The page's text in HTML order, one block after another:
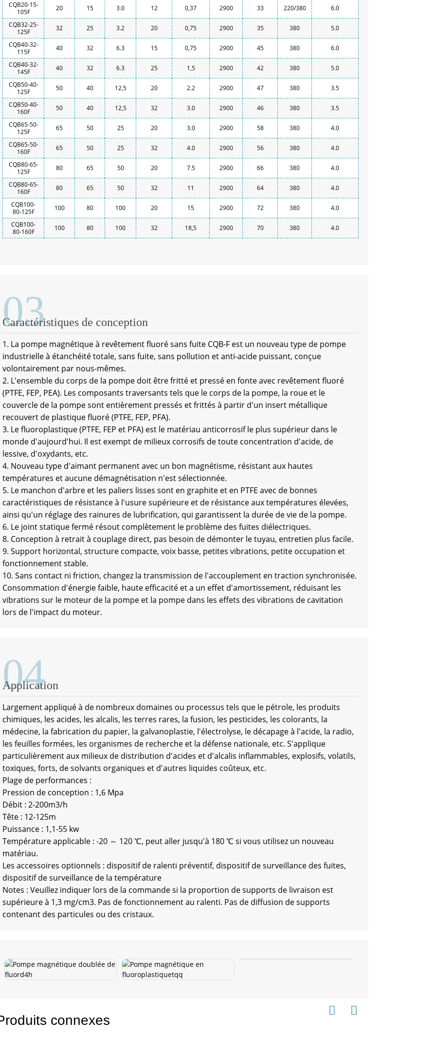
CQB20-15-
105F
20 15 3.0 12 0,37 2900 33 220/380
6.0
CQB32-25-
125F
32 25 3.2 20 0,75 2900 35 380
5.0
CQB40-32-
115F
40 32 6.3 15 0,75 2900 45 380
6.0
CQB40-32-
145F
40 32 6.3 25 1,5 2900 42 380
5.0
CQB50-40-
125F
50 40 12,5 20 2.2 2900 47 380
3.5
CQB50-40-
160F
50 40 12,5 32 3.0 2900 46 380
3.5
CQB65-50-
125F
65 50 25 20 3.0 2900 58 380
4.0
CQB65-50-
160F
65 50 25 32 4.0 2900 56 380
4.0
CQB80-65-
125F
80 65 50 20 7.5 2900 66 380
4.0
CQB80-65-
160F
80 65 50 32 11 2900 64 380
4.0
CQB100-
80-125F
100 80 100 20 15 2900 72 380
4.0
CQB100-
80-160F
100 80 100 32 18,5 2900 70 380 4.0
03
Caractéristiques de conception
1. La pompe magnétique à revêtement fluoré sans fuite CQB-F est un nouveau type de pompe
industrielle à étanchéité totale, sans fuite, sans pollution et anti-acide puissant, conçue
volontairement par nous-mêmes.
2. L'ensemble du corps de la pompe doit être fritté et pressé en fonte avec revêtement fluoré
(PTFE, FEP, PEA). Les composants traversants tels que le corps de la pompe, la roue et le
couvercle de la pompe sont entièrement pressés et frittés à partir d'un insert métallique
recouvert de plastique fluoré (PTFE, FEP, PFA).
3. Le fluoroplastique (PTFE, FEP et PFA) est le matériau anticorrosif le plus supérieur dans le
monde d'aujourd'hui. Il est exempt de milieux corrosifs de toute concentration d'acide, de
lessive, d'oxydants, etc.
4. Nouveau type d'aimant permanent avec un bon magnétisme, résistant aux hautes
températures et aucune démagnétisation n'est sélectionnée.
5. Le manchon d'arbre et les paliers lisses sont en graphite et en PTFE avec de bonnes
caractéristiques de résistance à l'usure supérieure et de résistance aux températures élevées,
ainsi qu'un réglage des rainures de lubrification, qui garantissent la durée de vie de la pompe.
6. Le joint statique fermé résout complètement le problème des fuites diélectriques.
8. Conception à retrait à couplage direct, pas besoin de démonter le tuyau, entretien plus facile.
9. Support horizontal, structure compacte, voix basse, petites vibrations, petite occupation et
fonctionnement stable.
10. Sans contact ni friction, changez la transmission de l'accouplement en traction synchronisée.
Consommation d'énergie faible, haute efficacité et a un effet d'amortissement, réduisant les
vibrations sur le moteur de la pompe et la pompe dans les effets des vibrations de cavitation
lors de l'impact du moteur.
04
Application
Largement appliqué à de nombreux domaines ou processus tels que le pétrole, les produits
chimiques, les acides, les alcalis, les terres rares, la fusion, les pesticides, les colorants, la
médecine, la fabrication du papier, la galvanoplastie, l'électrolyse, le décapage à l'acide, la radio,
les feuilles formées, les organismes de recherche et la défense nationale, etc. S'applique
particulièrement aux milieux de distribution d'acides et d'alcalis inflammables, explosifs, volatils,
toxiques, forts, de solvants organiques et d'autres liquides coûteux, etc.
Plage de performances :
Pression de conception : 1,6 Mpa
Débit : 2-200m3/h
Tête : 12-125m
Puissance : 1,1-55 kw
Température applicable : -20 ～ 120 ℃, peut aller jusqu'à 180 ℃ si vous utilisez un nouveau
matériau.
Les accessoires optionnels : dispositif de ralenti préventif, dispositif de surveillance des fuites,
dispositif de surveillance de la température
Notes : Veuillez indiquer lors de la commande si la proportion de supports de livraison est
supérieure à 1,3 mg/cm3. Pas de fonctionnement au ralenti. Pas de diffusion de supports
contenant des particules ou des cristaux.
connexes